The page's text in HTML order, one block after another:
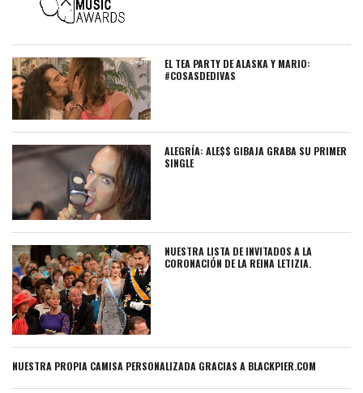
EL TEA PARTY DE ALASKA Y MARIO:
#COSASDEDIVAS
ALEGRÍA: ALE$$ GIBAJA GRABA SU PRIMER
SINGLE
NUESTRA LISTA DE INVITADOS A LA
CORONACIÓN DE LA REINA LETIZIA.
NUESTRA PROPIA CAMISA PERSONALIZADA GRACIAS A BLACKPIER.COM